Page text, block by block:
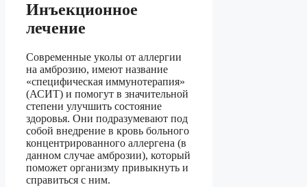
Инъекционное
лечение
Современные уколы от аллергии
на амброзию, имеют название
«специфическая иммунотерапия»
(АСИТ) и помогут в значительной
степени улучшить состояние
здоровья. Они подразумевают под
собой внедрение в кровь больного
концентрированного аллергена (в
данном случае амброзии), который
поможет организму привыкнуть и
справиться с ним.